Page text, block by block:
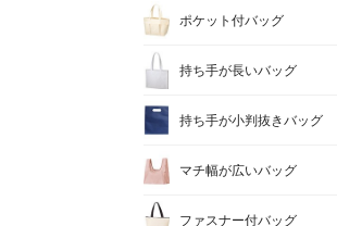
ポケット付バッグ
持ち手が長いバッグ
持ち手が小判抜きバッグ
マチ幅が広いバッグ
ファスナー付バッグ